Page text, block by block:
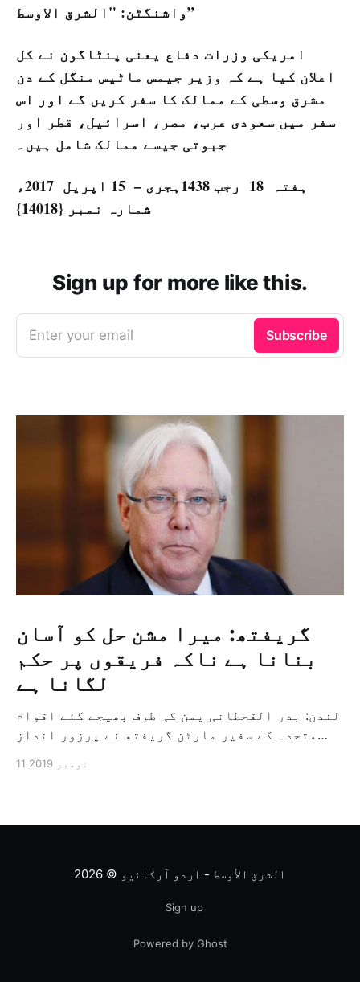
واشنگٹن: "الشرق الاوسط”
امریکی وزرات دفاع یعنی پنٹاگون نے کل
اعلان کیا ہے کہ وزیر جیمس ماٹیس منگل کے دن
مشرق وسطی کے ممالک کا سفر کریں گے اور اس
سفر میں سعودی عرب، مصر، اسرائیل، قطر اور
جبوتی جیسے ممالک شامل ہیں۔
ہفتہ 18 رجب 1438ہجری – 15 اپریل 2017ء
شمارہ نمبر {14018}
Sign up for more like this.
Enter your email Subscribe
گریفتھ: میرا مشن حل کو آسان
بنانا ہے ناکہ فریقوں پر حکم
لگانا ہے
لندن: بدر القحطانی یمن کی طرف بھیجے گئے اقوام
متحدہ کے سفیر مارٹن گریفتھ نے پرزور انداز
ثالثی اور اس کشمکش کی حدبندی کرنے کے لئے ایک
11 نومبر 2019
الشرق الأوسط - اردو آرکائیو © 2026
Sign up
Powered by Ghost